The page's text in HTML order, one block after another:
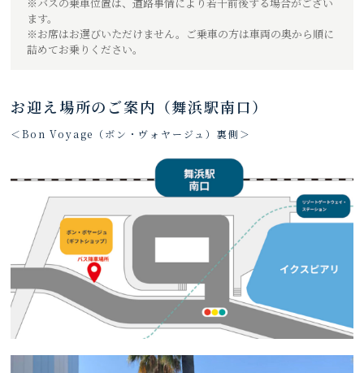
ます。
※お席はお選びいただけません。ご乗車の方は車両の奥から順に
詰めてお乗りください。
お迎え場所のご案内（舞浜駅南口）
＜Bon Voyage（ボン・ヴォヤージュ）裏側＞